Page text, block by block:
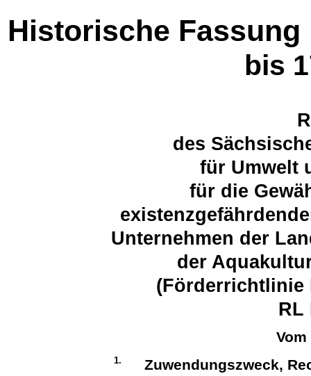
Historische Fassung
bis
des
für Umwelt
für die
Unternehmen der
der
(Förderrichtlinie
RL
1. Zuwendungszweck,